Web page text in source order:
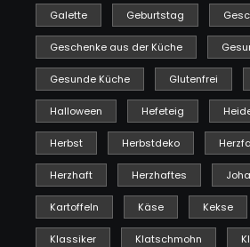
Galette Geburtstag
Geschenke aus der Küche
Gesunde Küche Glutenfrei
Halloween Hefeteig
Herbst Herbstdeko
Herzhaft Herzhaftes
Kartoffeln Käse Kekse
Klassiker Klatschmohn